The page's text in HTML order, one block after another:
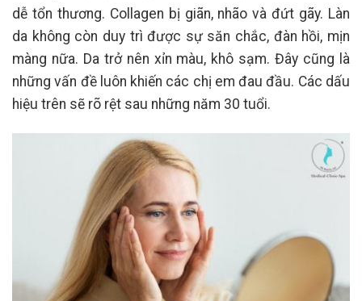
dễ tổn thương. Collagen bị giãn, nhão và đứt gãy. Làn
da không còn duy trì được sự săn chắc, đàn hồi, mịn
màng nữa. Da trở nên xỉn màu, khô sạm. Đây cũng là
những vấn đề luôn khiến các chị em đau đầu. Các dấu
hiệu trên sẽ rõ rệt sau những năm 30 tuổi.